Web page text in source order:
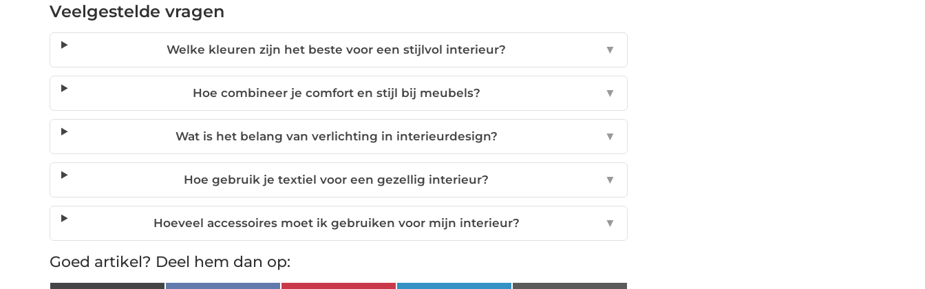
Veelgestelde vragen
Welke kleuren zijn het beste voor een stijlvol interieur? ▼
Hoe combineer je comfort en stijl bij meubels? ▼
Wat is het belang van verlichting in interieurdesign? ▼
Hoe gebruik je textiel voor een gezellig interieur? ▼
Hoeveel accessoires moet ik gebruiken voor mijn interieur? ▼
Goed artikel? Deel hem dan op: